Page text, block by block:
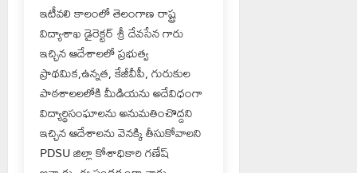
ఇటీవలి కాలంలో తెలంగాణ రాష్ట్ర
విద్యాశాఖ డైరెక్టర్ శ్రీ దేవసేన గారు
ఇచ్చిన ఆదేశాలలో ప్రభుత్వ
ప్రాథమిక,ఉన్నత, కేజీవీపీ, గురుకుల
పాఠశాలలలోకి మీడియను అదేవిధంగా
విద్యార్థిసంఘాలను అనుమతించొద్దని
ఇచ్చిన ఆదేశాలను వెనక్కి తీసుకోవాలని
PDSU జిల్లా కోశాధికారి గణేష్